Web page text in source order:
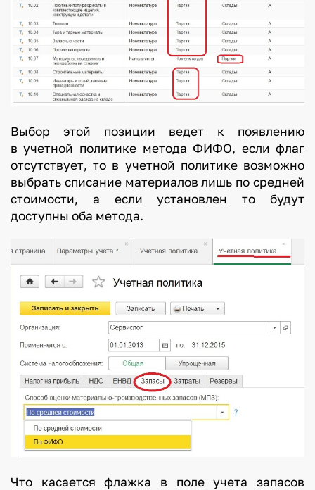
Выбор этой позиции ведет к появлению
в учетной политике метода ФИФО, если флаг
отсутствует, то в учетной политике возможно
выбрать списание материалов лишь по средней
стоимости, а если установлен то будут
доступны оба метода.
Что касается флажка в поле учета запасов